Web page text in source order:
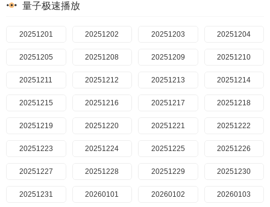
20240223
20240229 20240301 20240304 20240305
20240306 20240307 20240308 20240311
20240312 20240313 20240314 20240315
20240318 20240319 20240320 20240321
20240322 20240325 20240326 20240327
20240328 20240329 20240401 20240402
20240403 20240404 20240405 20240408
20240410 20240411 20240412 20240415
量子极速播放
20251201 20251202 20251203 20251204
20251205 20251208 20251209 20251210
20251211 20251212 20251213 20251214
20251215 20251216 20251217 20251218
20251219 20251220 20251221 20251222
20251223 20251224 20251225 20251226
20251227 20251228 20251229 20251230
20251231 20260101 20260102 20260103